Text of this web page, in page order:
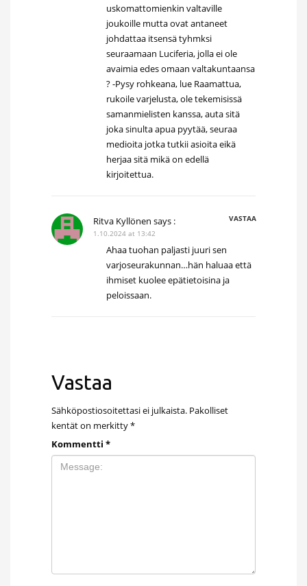
uskomattomienkin valtaville
joukoille mutta ovat antaneet
johdattaa itsensä tyhmksi
seuraamaan Luciferia, jolla ei ole
avaimia edes omaan valtakuntaansa
? -Pysy rohkeana, lue Raamattua,
rukoile varjelusta, ole tekemisissä
samanmielisten kanssa, auta sitä
joka sinulta apua pyytää, seuraa
medioita jotka tutkii asioita eikä
herjaa sitä mikä on edellä
kirjoitettua.
Ritva Kyllönen says :
VASTAA
1.10.2024 at 13:42
Ahaa tuohan paljasti juuri sen
varjoseurakunnan…hän haluaa että
ihmiset kuolee epätietoisina ja
peloissaan.
Vastaa
Sähköpostiosoitettasi ei julkaista. Pakolliset
kentät on merkitty*
Kommentti *